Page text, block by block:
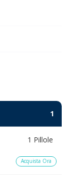
1
1 Pillole
Acquista Ora